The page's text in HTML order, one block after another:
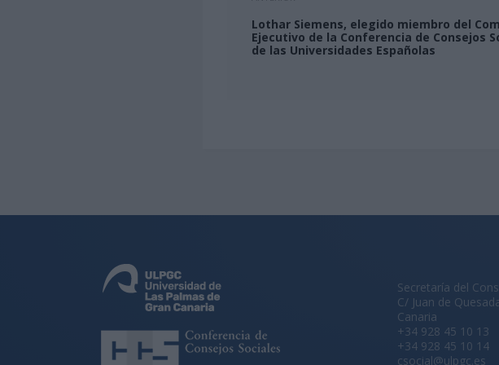
Lothar Siemens, elegido miembro del
Ejecutivo de la Conferencia de Consejos
de las Universidades Españolas
Secretaría del
C/ Juan de
Canaria
+34 928 45 10 13
+34 928 45 10 14
csocial@ulpgc.es